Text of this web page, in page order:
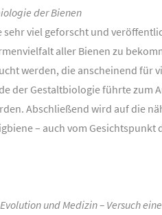
der Bienen
viel geforscht und
aller Bienen zu
werden, die anscheinend für
der Gestaltbiologie führte
Abschließend wird auf die
– auch vom
und Medizin – Versuch